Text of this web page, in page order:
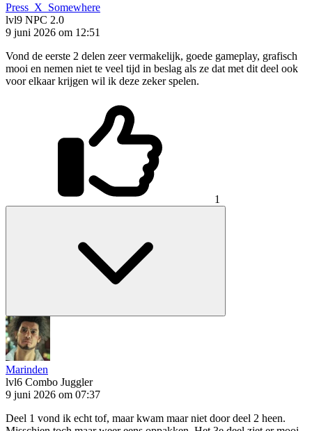
Press_X_Somewhere
lvl9 NPC 2.0
9 juni 2026 om 12:51
Vond de eerste 2 delen zeer vermakelijk, goede gameplay, grafisch
mooi en nemen niet te veel tijd in beslag als ze dat met dit deel ook
voor elkaar krijgen wil ik deze zeker spelen.
1
Marinden
lvl6 Combo Juggler
9 juni 2026 om 07:37
Deel 1 vond ik echt tof, maar kwam maar niet door deel 2 heen.